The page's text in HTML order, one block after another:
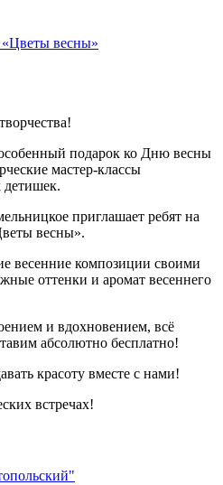
подарок ко Дню весны
мастер-классы
детишек.
приглашает ребят на
весны».
весенние композиции своими
оттенки и аромат весеннего
и вдохновением, всё
абсолютно бесплатно!
красоту вместе с нами!
встречах!